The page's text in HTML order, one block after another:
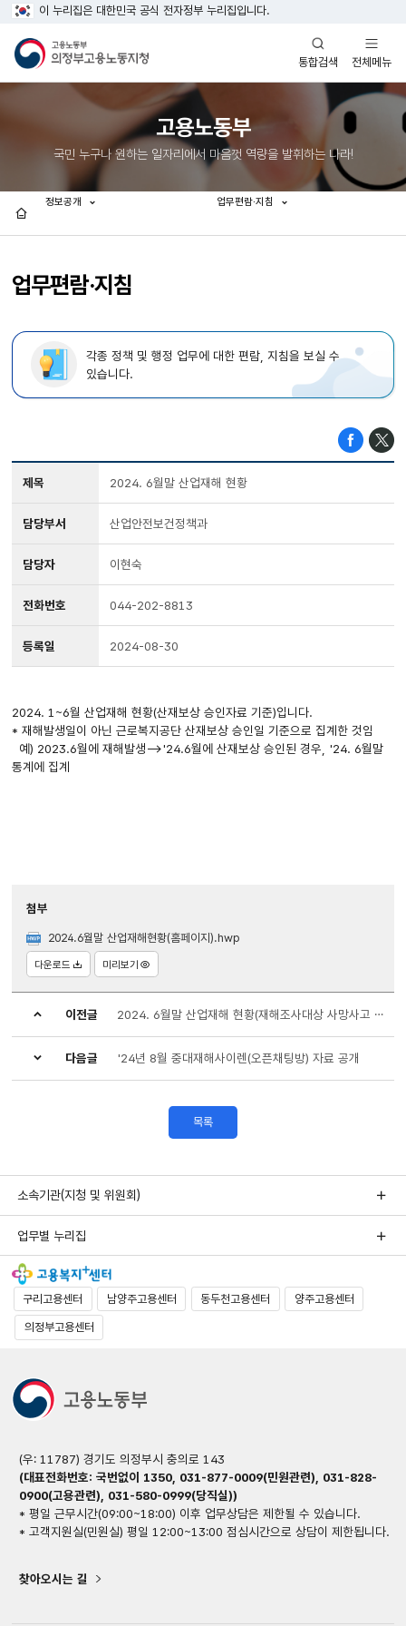
이 누리집은 대한민국 공식 전자정부 누리집입니다.
통합검색
열기
전체메뉴
열기
고용노동부
국민 누구나 원하는 일자리에서 마음껏 역량을 발휘하는 나라!
업무편람·지침
정보공개 업무편람·지침
각종 정책 및 행정 업무에 대한 편람, 지침을 보실 수
있습니다.
제목 2024. 6월말 산업재해 현황
담당부서 산업안전보건정책과
담당자 이현숙
전화번호 044-202-8813
등록일 2024-08-30
2024. 1~6월 산업재해 현황(산재보상 승인자료 기준)입니다.
* 재해발생일이 아닌 근로복지공단 산재보상 승인일 기준으로 집계한 것임
예) 2023.6월에 재해발생-->'24.6월에 산재보상 승인된 경우, '24. 6월말
통계에 집계
첨부
2024.6월말 산업재해현황(홈페이지).hwp
다운로드 미리보기
이전글 2024. 6월말 산업재해 현황(재해조사대상 사망사고 발생현황 부가통계 결과(잠정))
다음글 '24년 8월 중대재해사이렌(오픈채팅방) 자료 공개
목록
소속기관(지청 및 위원회)
업무별 누리집
구리고용센터 남양주고용센터 동두천고용센터 양주고용센터
의정부고용센터
(우: 11787) 경기도 의정부시 충의로 143
(대표전화번호: 국번없이 1350, 031-877-0009(민원관련), 031-828-
0900(고용관련), 031-580-0999(당직실))
* 평일 근무시간(09:00~18:00) 이후 업무상담은 제한될 수 있습니다.
* 고객지원실(민원실) 평일 12:00~13:00 점심시간으로 상담이 제한됩니다.
찾아오시는 길